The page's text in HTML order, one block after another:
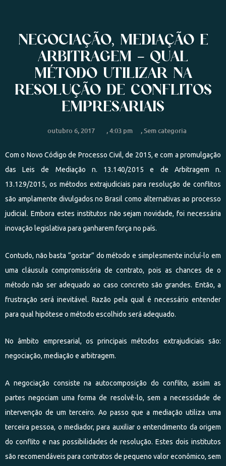
NEGOCIAÇÃO, MEDIAÇÃO E
ARBITRAGEM – QUAL
MÉTODO UTILIZAR NA
RESOLUÇÃO DE CONFLITOS
EMPRESARIAIS
outubro 6, 2017 ,4:03 pm ,Sem categoria
Com o Novo Código de Processo Civil, de 2015, e com a promulgação
das Leis de Mediação n. 13.140/2015 e de Arbitragem n.
13.129/2015, os métodos extrajudiciais para resolução de conflitos
são amplamente divulgados no Brasil como alternativas ao processo
judicial. Embora estes institutos não sejam novidade, foi necessária
inovação legislativa para ganharem força no país.
Contudo, não basta “gostar” do método e simplesmente incluí-lo em
uma cláusula compromissória de contrato, pois as chances de o
método não ser adequado ao caso concreto são grandes. Então, a
frustração será inevitável. Razão pela qual é necessário entender
para qual hipótese o método escolhido será adequado.
No âmbito empresarial, os principais métodos extrajudiciais são:
negociação, mediação e arbitragem.
A negociação consiste na autocomposição do conflito, assim as
partes negociam uma forma de resolvê-lo, sem a necessidade de
intervenção de um terceiro. Ao passo que a mediação utiliza uma
terceira pessoa, o mediador, para auxiliar o entendimento da origem
do conflito e nas possibilidades de resolução. Estes dois institutos
são recomendáveis para contratos de pequeno valor econômico, sem